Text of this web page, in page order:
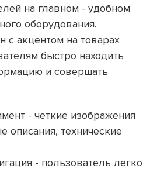
на главном - удобном
оборудования.
с акцентом на товарах
быстро находить
и совершать
- четкие изображения
описания, технические
- пользователь легко